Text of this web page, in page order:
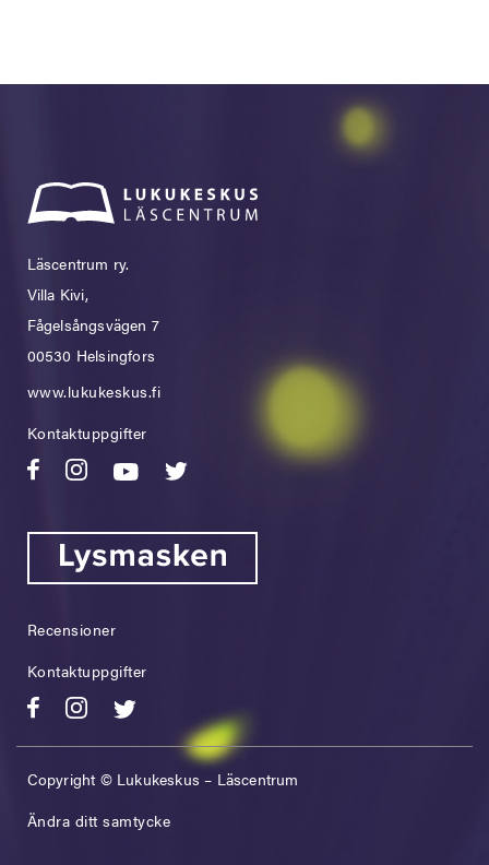
Läscentrum ry.
Villa Kivi,
Fågelsångsvägen 7
00530 Helsingfors
www.lukukeskus.fi
Kontaktuppgifter
Recensioner
Kontaktuppgifter
Copyright © Lukukeskus – Läscentrum
Ändra ditt samtycke